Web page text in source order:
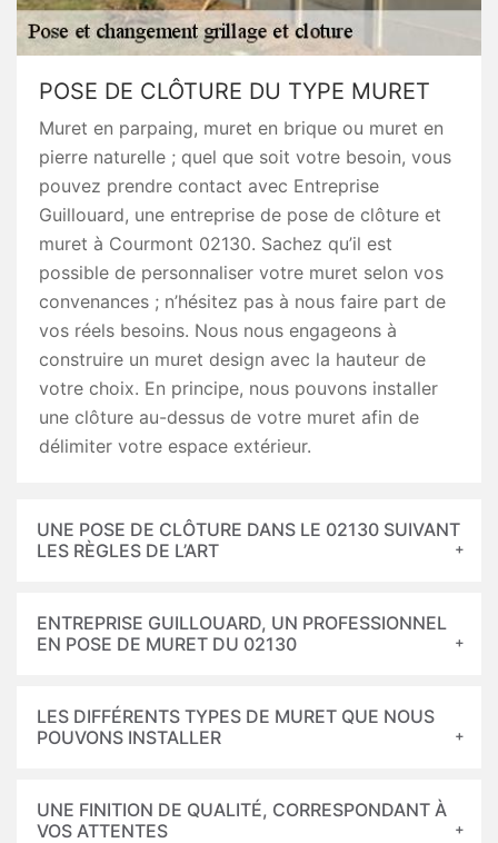
POSE DE CLÔTURE DU TYPE MURET
Muret en parpaing, muret en brique ou muret en
pierre naturelle ; quel que soit votre besoin, vous
pouvez prendre contact avec Entreprise
Guillouard, une entreprise de pose de clôture et
muret à Courmont 02130. Sachez qu’il est
possible de personnaliser votre muret selon vos
convenances ; n’hésitez pas à nous faire part de
vos réels besoins. Nous nous engageons à
construire un muret design avec la hauteur de
votre choix. En principe, nous pouvons installer
une clôture au-dessus de votre muret afin de
délimiter votre espace extérieur.
UNE POSE DE CLÔTURE DANS LE 02130 SUIVANT
LES RÈGLES DE L’ART
ENTREPRISE GUILLOUARD, UN PROFESSIONNEL
EN POSE DE MURET DU 02130
LES DIFFÉRENTS TYPES DE MURET QUE NOUS
POUVONS INSTALLER
UNE FINITION DE QUALITÉ, CORRESPONDANT À
VOS ATTENTES